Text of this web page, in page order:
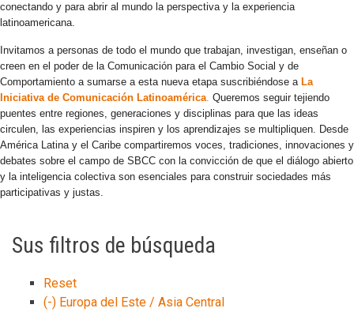
conectando y para abrir al mundo la perspectiva y la experiencia
latinoamericana.
Invitamos a personas de todo el mundo que trabajan, investigan, enseñan o
creen en el poder de la Comunicación para el Cambio Social y de
Comportamiento a sumarse a esta nueva etapa suscribiéndose a La
Iniciativa de Comunicación Latinoamérica. Queremos seguir tejiendo
puentes entre regiones, generaciones y disciplinas para que las ideas
circulen, las experiencias inspiren y los aprendizajes se multipliquen. Desde
América Latina y el Caribe compartiremos voces, tradiciones, innovaciones y
debates sobre el campo de SBCC con la convicción de que el diálogo abierto
y la inteligencia colectiva son esenciales para construir sociedades más
participativas y justas.
Sus filtros de búsqueda
Reset
(-) Europa del Este / Asia Central